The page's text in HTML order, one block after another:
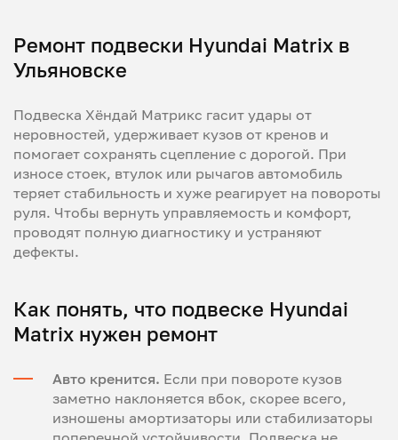
Ремонт подвески Hyundai Matrix в
Ульяновске
Подвеска Хёндай Матрикс гасит удары от
неровностей, удерживает кузов от кренов и
помогает сохранять сцепление с дорогой. При
износе стоек, втулок или рычагов автомобиль
теряет стабильность и хуже реагирует на повороты
руля. Чтобы вернуть управляемость и комфорт,
проводят полную диагностику и устраняют
дефекты.
Как понять, что подвеске Hyundai
Matrix нужен ремонт
Авто кренится. Если при повороте кузов
заметно наклоняется вбок, скорее всего,
изношены амортизаторы или стабилизаторы